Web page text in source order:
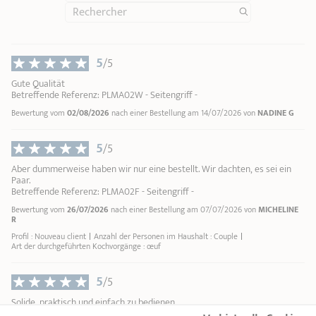
5/5
Gute Qualität
Betreffende Referenz: PLMA02W - Seitengriff -
Bewertung vom 02/08/2026 nach einer Bestellung am 14/07/2026 von NADINE G
5/5
Aber dummerweise haben wir nur eine bestellt. Wir dachten, es sei ein
Paar.
Betreffende Referenz: PLMA02F - Seitengriff -
Bewertung vom 26/07/2026 nach einer Bestellung am 07/07/2026 von MICHELINE
R
Profil : Nouveau client Anzahl der Personen im Haushalt : Couple
Art der durchgeführten Kochvorgänge : œuf
5/5
Solide, praktisch und einfach zu bedienen.